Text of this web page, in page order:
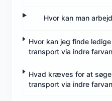
Hvor kan man
Hvor kan jeg finde
transport via indre
Hvad kræves for at
transport via indre